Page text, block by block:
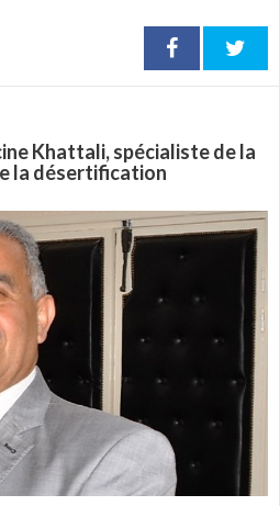
Khattali, spécialiste de la
la désertification